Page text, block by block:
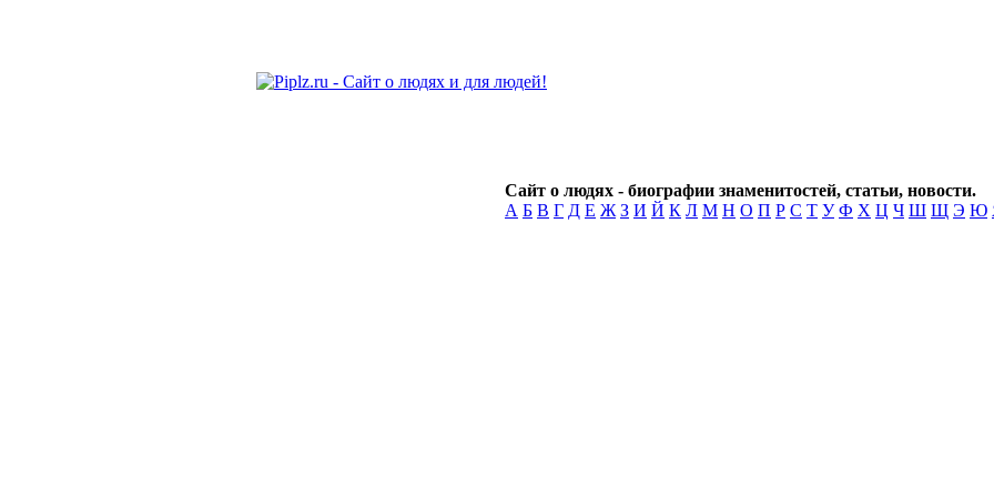
Сайт о людях - биографии знаменитостей, статьи, новости.
А Б В Г Д Е Ж З И Й К Л М Н О П Р С Т У Ф Х Ц Ч Ш Щ Э Ю